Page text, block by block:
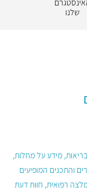
שלנו
מידע על מחלות,
והתכנים המופיעים
רפואית, חוות דעת